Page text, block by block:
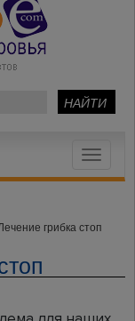
Toggle
грибка стоп